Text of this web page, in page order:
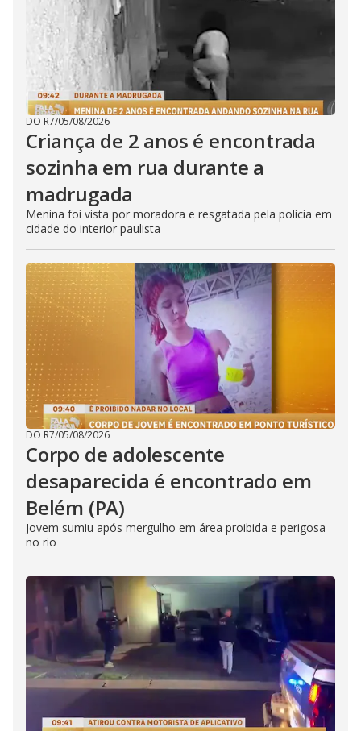
DO R7/05/08/2026
Criança de 2 anos é encontrada
sozinha em rua durante a
madrugada
Menina foi vista por moradora e resgatada pela polícia em
cidade do interior paulista
DO R7/05/08/2026
Corpo de adolescente
desaparecida é encontrado em
Belém (PA)
Jovem sumiu após mergulho em área proibida e perigosa
no rio